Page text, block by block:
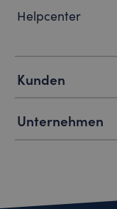
Helpcenter
Kunden
Unternehmen